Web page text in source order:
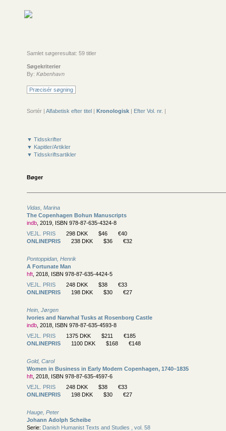
Samlet søgeresultat: 59 titler
Søgekriterier
By: København
Præcisér søgning
Sortér | Alfabetisk efter titel | Kronologisk | Efter Vol. nr. |
▼ Tidsskrifter
▼ Kapitler/Artikler
▼ Tidsskriftsartikler
Bøger
Vidas, Marina
The Copenhagen Bohun Manuscripts
indb , 2019, ISBN 978-87-635-4324-8
VEJL. PRIS
298 DKK $46
€40
ONLINEPRIS
238 DKK $36 €32
Pontoppidan, Henrik
A Fortunate Man
hft , 2018, ISBN 978-87-635-4424-5
VEJL. PRIS
248 DKK $38
€33
ONLINEPRIS
198 DKK $30 €27
Hein, Jørgen
Ivories and Narwhal Tusks at Rosenborg Castle
indb , 2018, ISBN 978-87-635-4593-8
VEJL. PRIS
1375 DKK $211
€185
ONLINEPRIS
1100 DKK $168 €148
Gold, Carol
Women in Business in Early Modern Copenhagen, 1740–1835
hft , 2018, ISBN 978-87-635-4597-6
VEJL. PRIS
248 DKK $38
€33
ONLINEPRIS
198 DKK $30 €27
Hauge, Peter
Johann Adolph Scheibe
Serie: Danish Humanist Texts and Studies , vol. 58